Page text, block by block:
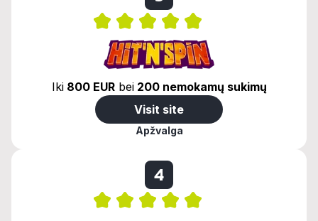
Iki800 EURbei200 nemokamų sukimų
Visit site
Apžvalga
4